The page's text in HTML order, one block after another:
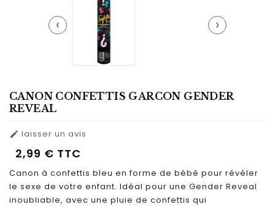
‹ ›
CANON CONFETTIS GARCON GENDER
REVEAL
 laisser un avis
2,99 € TTC
Canon à confettis bleu en forme de bébé pour révéler
le sexe de votre enfant. Idéal pour une Gender Reveal
inoubliable, avec une pluie de confettis qui